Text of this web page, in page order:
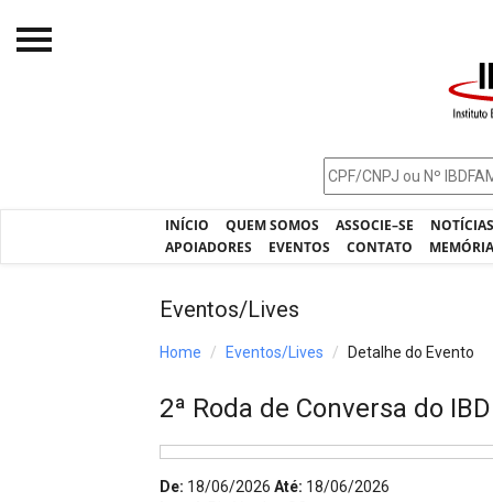
INÍCIO QUEM SOMOS ASSOCIE–SE
APOIADORES
EVENTOS CONTATO
Processos - IBDFAM
Eventos/Lives
Home Eventos/Lives Detalhe do Evento
2ª Roda de Conversa do
De: 18/06/2026 Até: 18/06/2026